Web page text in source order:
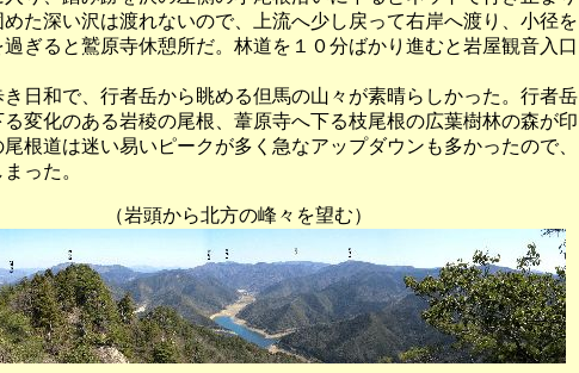
た深い沢は渡れないので、上流へ少し戻って右岸へ渡り、小径を
ぎると鷲原寺休憩所だ。林道を１０分ばかり進むと岩屋観音入口
日和で、行者岳から眺める但馬の山々が素晴らしかった。行者岳
変化のある岩稜の尾根、葦原寺へ下る枝尾根の広葉樹林の森が印
根道は迷い易いピークが多く急なアップダウンも多かったので、
った。
北方の峰々を望む）